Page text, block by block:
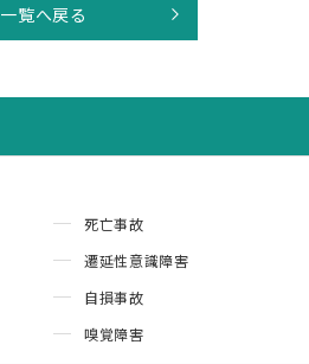
一覧へ戻る
死亡事故
遷延性意識障害
自損事故
嗅覚障害